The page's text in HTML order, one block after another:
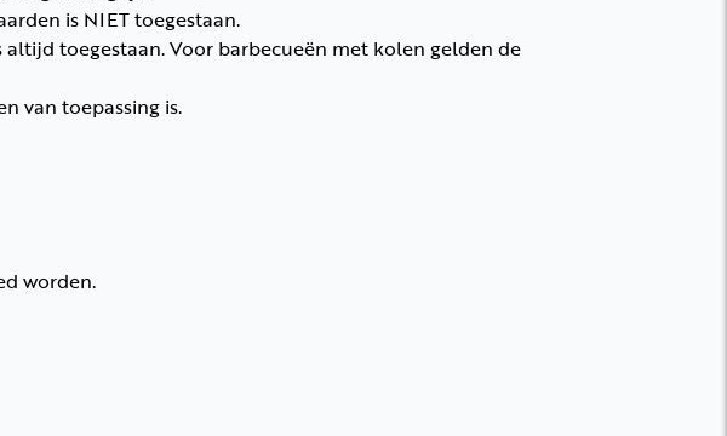
is NIET toegestaan.
toegestaan. Voor barbecueën met kolen gelden de
van toepassing is.
worden.